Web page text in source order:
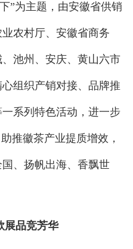
”为主题，由安徽省供销
农村厅、安徽省商务
池州、安庆、黄山六市
组织产销对接、品牌推
系列特色活动，进一步
推徽茶产业提质增效，
、扬帆出海、香飘世
展品竞芳华